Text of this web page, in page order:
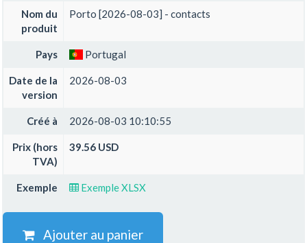
Nom du
produit
Porto [2026-08-03] - contacts
Pays Portugal
Date de la
version
2026-08-03
Créé à 2026-08-03 10:10:55
Prix (hors
TVA)
39.56 USD
Exemple Exemple XLSX
Ajouter au panier